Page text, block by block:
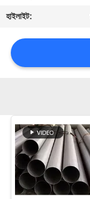
খবর
মামলা
PRIVACY
POLICY
হাইলাইট: